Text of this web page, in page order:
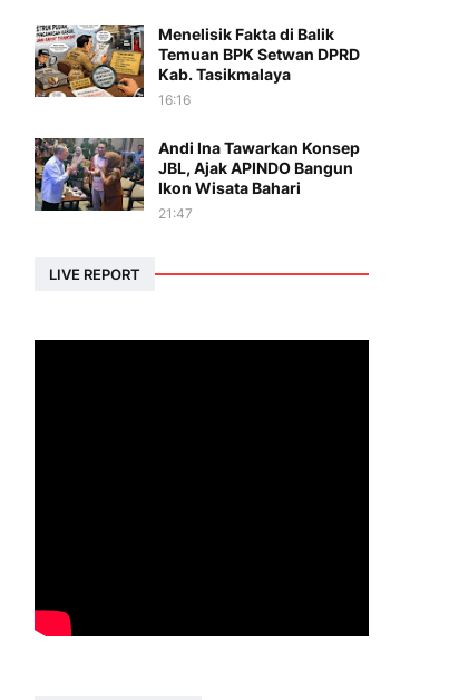
Menelisik Fakta di Balik
Temuan BPK Setwan DPRD
Kab. Tasikmalaya
16:16
Andi Ina Tawarkan Konsep
JBL, Ajak APINDO Bangun
Ikon Wisata Bahari
21:47
LIVE REPORT